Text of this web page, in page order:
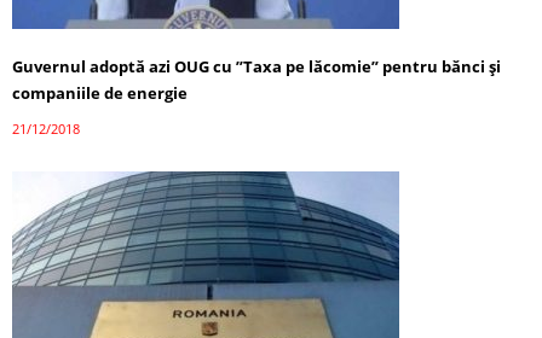
Guvernul adoptă azi OUG cu ”Taxa pe lăcomie” pentru bănci și
companiile de energie
21/12/2018